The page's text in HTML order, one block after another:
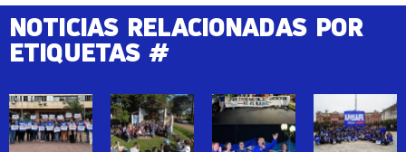
NOTICIAS RELACIONADAS POR
ETIQUETAS #